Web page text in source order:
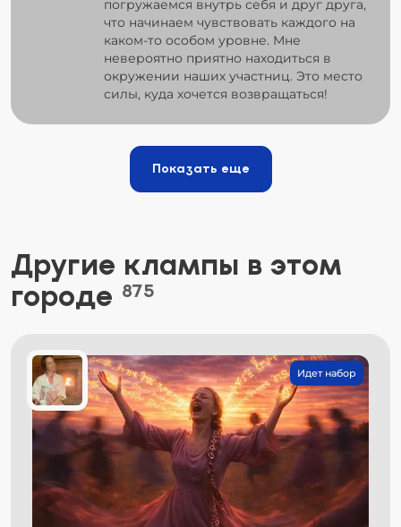
погружаемся внутрь себя и друг друга,
что начинаем чувствовать каждого на
каком-то особом уровне. Мне
невероятно приятно находиться в
окружении наших участниц. Это место
силы, куда хочется возвращаться!
Показать еще
Другие клампы в этом
городе 875
Идет набор